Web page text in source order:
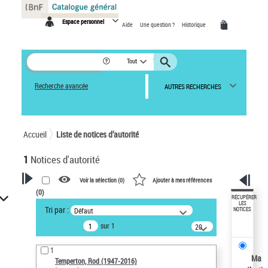
Espace personnel Aide Une question ? Historique
Tout
Recherche avancée AUTRES RECHERCHES
Accueil Liste de notices d’autorité
1 Notices d'autorité
VOTRE RECHERCHE
Recherche avancée dans les
notices d’autorité
Œuvres liées à l'auteur :
Temperton, Rod (1947-2016)
Voir la sélection (0) Ajouter à mes références
(0)
Tri par : Défaut
sur 1
20
résultats/page
1
Temperton, Rod (1947-2016)
RÉCUPÉRER
LES
NOTICES
Ma
Panneau de gestion des cookies